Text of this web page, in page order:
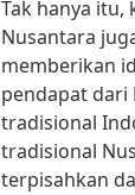
Tak hanya
Nusantara
memberikan
pendapat dari
tradisional
tradisional
terpisahkan